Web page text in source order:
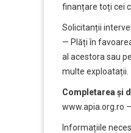
finanțare toți cei
Solicitanții
— Plăți în
al acestora sau
multe exploatații.
Completarea și
www.apia.org.ro
Informațiile